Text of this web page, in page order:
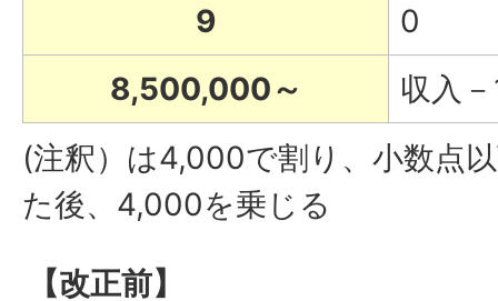
9
0
8,500,000～
収入
(注釈）は4,000で割り、小数点
た後、4,000を乗じる
【改正前】